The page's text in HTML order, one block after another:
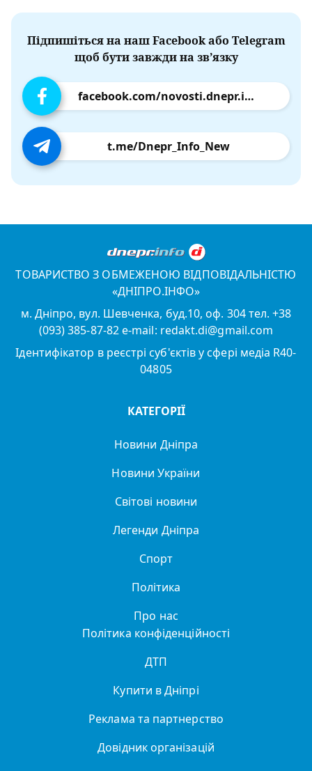
Підпишіться на наш Facebook або Telegram
щоб бути завжди на зв’язку
facebook.com/novosti.dnepr.info
t.me/Dnepr_Info_New
ТОВАРИСТВО З ОБМЕЖЕНОЮ ВІДПОВІДАЛЬНІСТЮ
«ДНІПРО.ІНФО»
м. Дніпро, вул. Шевченка, буд.10, оф. 304 тел. +38
(093) 385-87-82 e-mail: redakt.di@gmail.com
Ідентифікатор в реєстрі суб'єктів у сфері медіа R40-
04805
КАТЕГОРІЇ
Новини Дніпра
Новини України
Світові новини
Легенди Дніпра
Спорт
Політика
Про нас
Політика конфіденційності
ДТП
Купити в Дніпрі
Реклама та партнерство
Довідник організацій